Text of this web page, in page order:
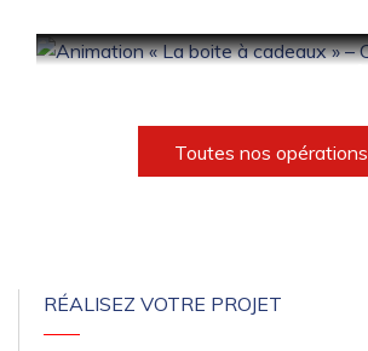
FRANCAIS DU SANG
Toutes nos opérations
RÉALISEZ VOTRE PROJET